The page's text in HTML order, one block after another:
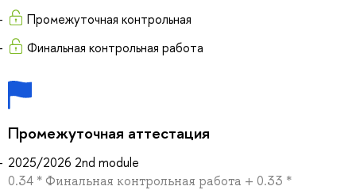
Промежуточная контрольная
Финальная контрольная работа
Промежуточная аттестация
2025/2026 2nd module
0.34 * Финальная контрольная работа + 0.33 *